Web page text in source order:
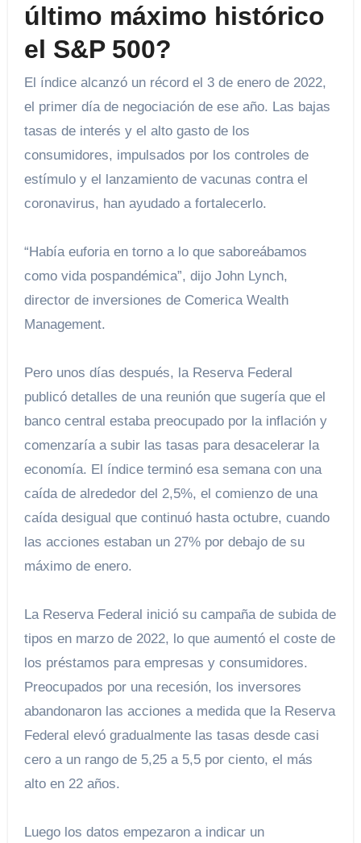
último máximo histórico
el S&P 500?
El índice alcanzó un récord el 3 de enero de 2022,
el primer día de negociación de ese año. Las bajas
tasas de interés y el alto gasto de los
consumidores, impulsados ​​por los controles de
estímulo y el lanzamiento de vacunas contra el
coronavirus, han ayudado a fortalecerlo.
“Había euforia en torno a lo que saboreábamos
como vida pospandémica”, dijo John Lynch,
director de inversiones de Comerica Wealth
Management.
Pero unos días después, la Reserva Federal
publicó detalles de una reunión que sugería que el
banco central estaba preocupado por la inflación y
comenzaría a subir las tasas para desacelerar la
economía. El índice terminó esa semana con una
caída de alrededor del 2,5%, el comienzo de una
caída desigual que continuó hasta octubre, cuando
las acciones estaban un 27% por debajo de su
máximo de enero.
La Reserva Federal inició su campaña de subida de
tipos en marzo de 2022, lo que aumentó el coste de
los préstamos para empresas y consumidores.
Preocupados por una recesión, los inversores
abandonaron las acciones a medida que la Reserva
Federal elevó gradualmente las tasas desde casi
cero a un rango de 5,25 a 5,5 por ciento, el más
alto en 22 años.
Luego los datos empezaron a indicar un